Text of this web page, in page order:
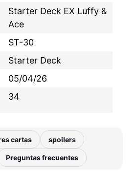
Starter Deck EX Luffy &
Ace
ST-30
Starter Deck
05/04/26
34
cartas spoilers
Preguntas frecuentes